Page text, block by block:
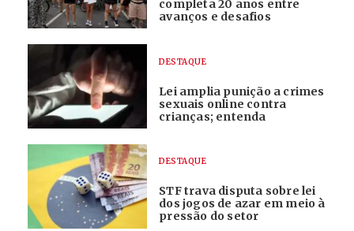
completa 20 anos entre
avanços e desafios
DESTAQUE
Lei amplia punição a crimes
sexuais online contra
crianças; entenda
DESTAQUE
STF trava disputa sobre lei
dos jogos de azar em meio à
pressão do setor